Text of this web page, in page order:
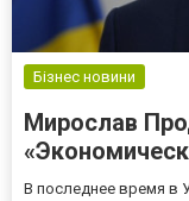
Бізнес новини
Мирослав
В последнее время в